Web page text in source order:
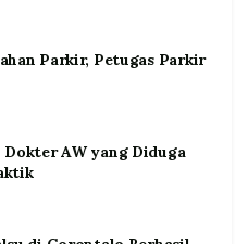
Parkir, Petugas Parkir
AW yang Diduga